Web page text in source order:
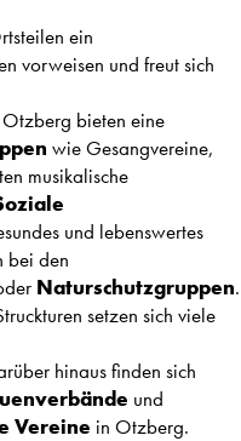
ein
vorweisen und freut sich
bieten eine
wie Gesangvereine,
musikalische
und lebenswertes
bei den
Naturschutzgruppen.
setzen sich viele
hinaus finden sich
und
Vereine in Otzberg.